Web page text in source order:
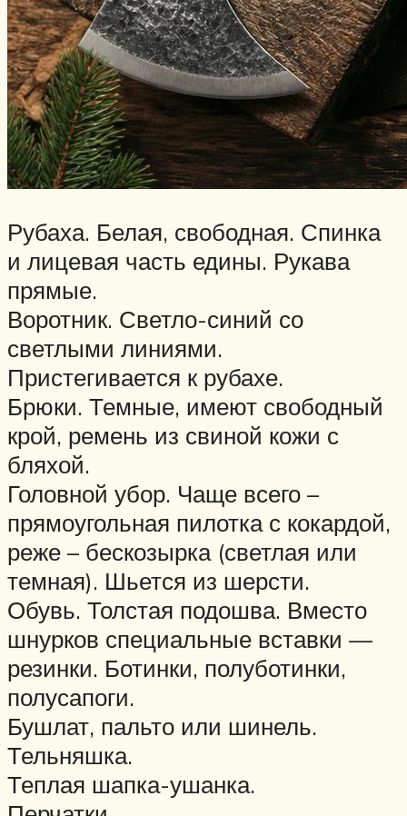
Рубаха. Белая, свободная. Спинка
и лицевая часть едины. Рукава
прямые.
Воротник. Светло-синий со
светлыми линиями.
Пристегивается к рубахе.
Брюки. Темные, имеют свободный
крой, ремень из свиной кожи с
бляхой.
Головной убор. Чаще всего –
прямоугольная пилотка с кокардой,
реже – бескозырка (светлая или
темная). Шьется из шерсти.
Обувь. Толстая подошва. Вместо
шнурков специальные вставки —
резинки. Ботинки, полуботинки,
полусапоги.
Бушлат, пальто или шинель.
Тельняшка.
Теплая шапка-ушанка.